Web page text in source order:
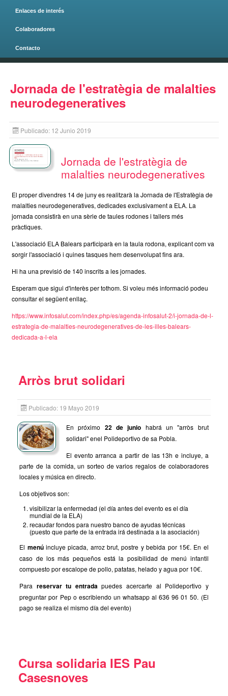
Enlaces de interés
Colaboradores
Contacto
Jornada de l'estratègia de malalties
neurodegeneratives
Publicado: 12 Junio 2019
Jornada de l'estratègia de
malalties neurodegeneratives
El proper divendres 14 de juny es realitzarà la Jornada de l'Estratègia de
malalties neurodegeneratives, dedicades exclusivament a ELA. La
jornada consistirà en una sèrie de taules rodones i tallers més
pràctiques.
L'associació ELA Balears participarà en la taula rodona, explicant com va
sorgir l'associació i quines tasques hem desenvolupat fins ara.
Hi ha una previsió de 140 inscrits a les jornades.
Esperam que sigui d'interès per tothom. Si voleu més informació podeu
consultar el següent enllaç.
https://www.infosalut.com/index.php/es/agenda-infosalut-2/i-jornada-de-l-
estrategia-de-malalties-neurodegeneratives-de-les-illes-balears-
dedicada-a-l-ela
Arròs brut solidari
Publicado: 19 Mayo 2019
En próximo 22 de junio habrá un "arròs brut
solidari" enel Polideportivo de sa Pobla.
El evento arranca a partir de las 13h e incluye, a
parte de la comida, un sorteo de varios regalos de colaboradores
locales y música en directo.
Los objetivos son:
visibilizar la enfermedad (el día antes del evento es el día
mundial de la ELA)
recaudar fondos para nuestro banco de ayudas técnicas
(puesto que parte de la entrada irá destinada a la asociación)
El menúincluye picada, arroz brut, postre y bebida por 15€. En el
caso de los más pequeños está la posibilidad de menú infantil
compuesto por escalope de pollo, patatas, helado y agua por 10€.
Para reservar tu entrada puedes acercarte al Polideportivo y
preguntar por Pep o escribiendo un whatsapp al 636 96 01 50. (El
pago se realiza el mismo día del evento)
Cursa solidaria IES Pau
Casesnoves